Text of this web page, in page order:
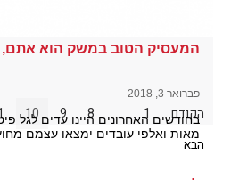
המעסיק הטוב במשק הוא אתם,
פברואר 3, 2018
בחודשים האחרונים היינו עדים לגל
מאות ואלפי עובדים ימצאו עצמם
הקודם 1
…
8
9
10
הבא